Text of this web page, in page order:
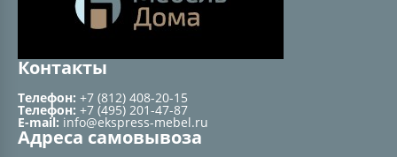
Контакты
Телефон: +7 (812) 408-20-15
Телефон: +7 (495) 201-47-87
E-mail: info@ekspress-mebel.ru
Адреса самовывоза